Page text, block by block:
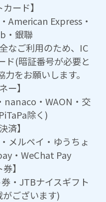
ード】
American Express・
・銀聯
なご利用のため、IC
ド(暗証番号が必要と
をお願いします。
ー】
nanaco・WAON・交
除く)
済】
メルペイ・ゆうちょ
・WeChat Pay
】
・JTBナイスギフト
ございます)